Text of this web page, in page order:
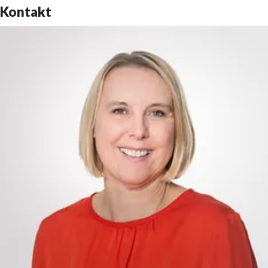
Kontakt